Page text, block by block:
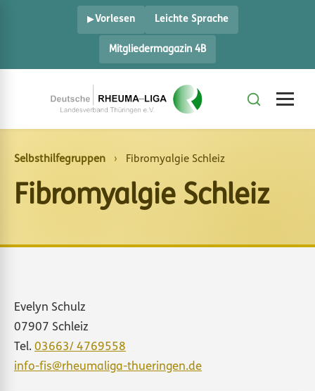
Vorlesen Leichte Sprache
Mitgliedermagazin 4B
Selbsthilfegruppen › Fibromyalgie Schleiz
Fibromyalgie Schleiz
Evelyn Schulz
07907 Schleiz
Tel. 03663/ 4769558
info-fis@rheumaliga-thueringen.de